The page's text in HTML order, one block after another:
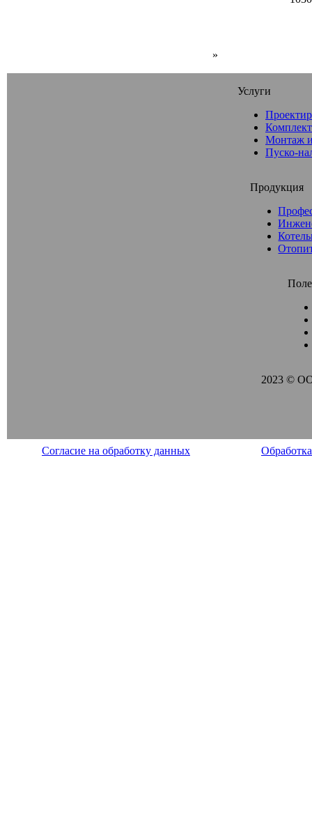
»
Услуги
Монтаж
Пуско-
Продукция
2023 ©
Согласие на обработку данных